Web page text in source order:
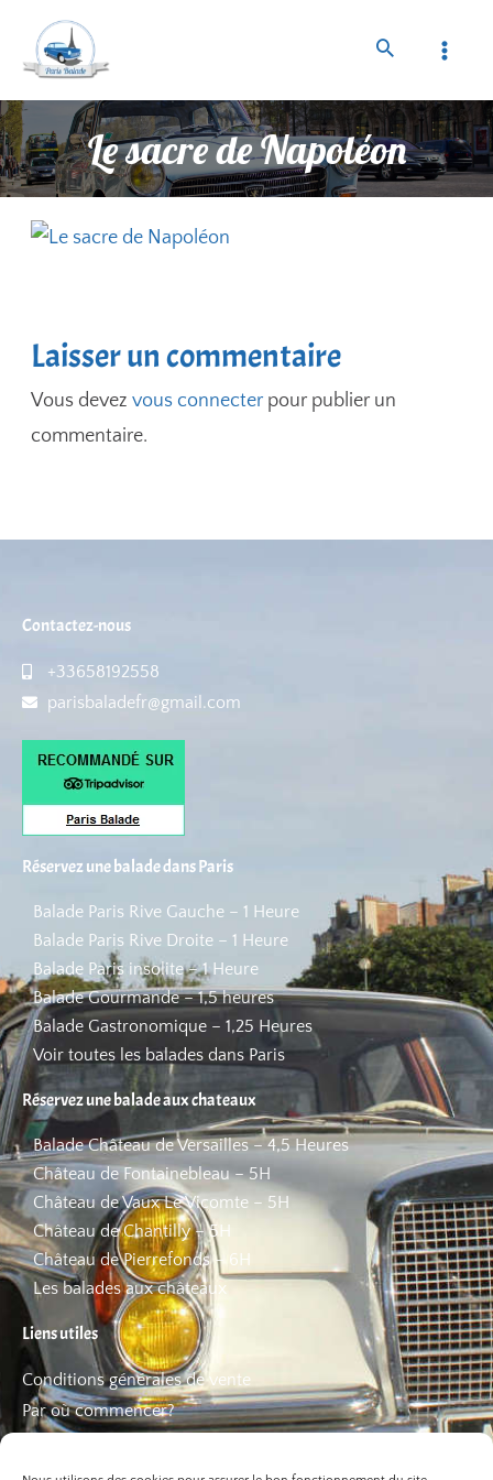
Le sacre de Napoléon
Laisser un commentaire
Vous devezvous connecterpour publier un
commentaire.
Contactez-nous
+33658192558
parisbaladefr@gmail.com
Réservez une balade dans Paris
Balade Paris Rive Gauche – 1 Heure
Balade Paris Rive Droite – 1 Heure
Balade Paris insolite – 1 Heure
Balade Gourmande – 1,5 heures
Balade Gastronomique – 1,25 Heures
Voir toutes les balades dans Paris
Réservez une balade aux chateaux
Balade Château de Versailles – 4,5 Heures
Château de Fontainebleau – 5H
Château de Vaux Le Vicomte – 5H
Château de Chantilly – 5H
Château de Pierrefonds – 6H
Les balades aux châteaux
Liens utiles
Conditions générales de vente
Par où commencer?
Les bons plans